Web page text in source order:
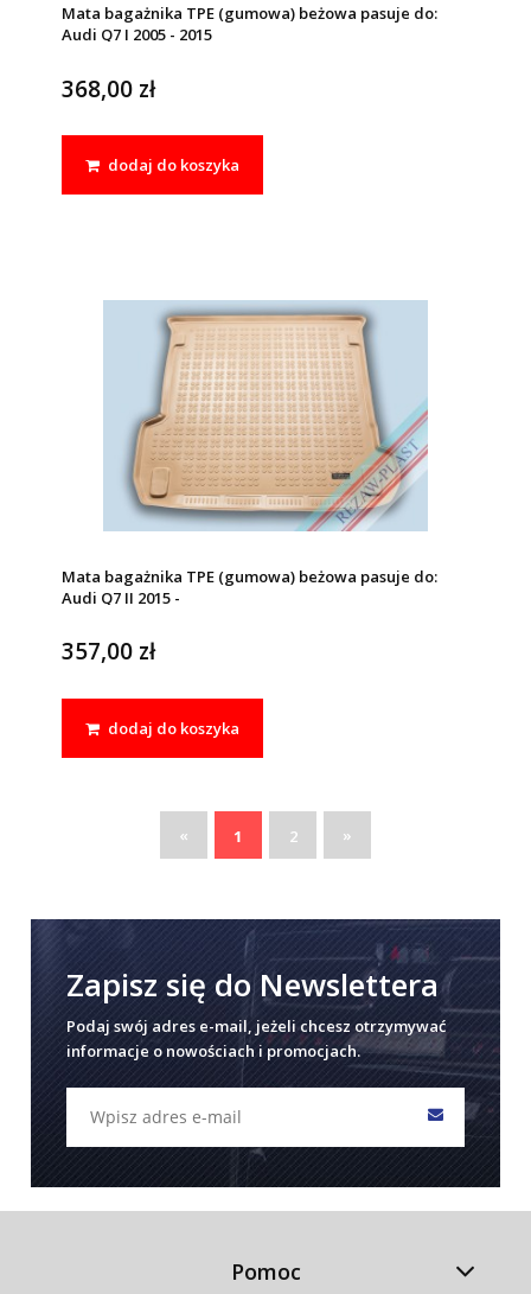
Mata bagażnika TPE (gumowa) beżowa pasuje do:
Audi Q7 I 2005 - 2015
368,00 zł
dodaj do koszyka
Mata bagażnika TPE (gumowa) beżowa pasuje do:
Audi Q7 II 2015 -
357,00 zł
dodaj do koszyka
« 1 2 »
Zapisz się do Newslettera
Podaj swój adres e-mail, jeżeli chcesz otrzymywać
informacje o nowościach i promocjach.
Pomoc